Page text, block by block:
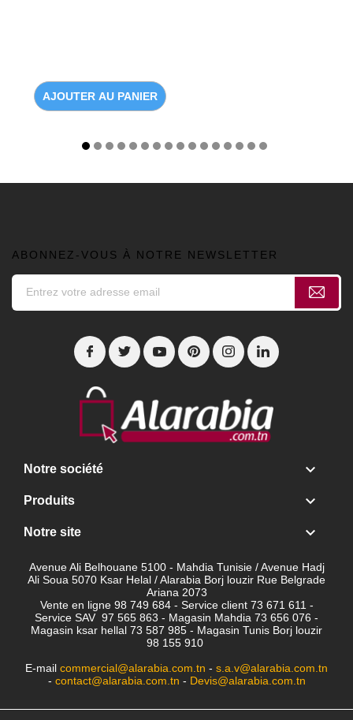
AJOUTER AU PANIER
ABONNEZ-VOUS À NOTRE NEWSLETTER
Notre société 
Produits 
Notre site 
Avenue Ali Belhouane 5100 - Mahdia Tunisie / Avenue Hadj
Ali Soua 5070 Ksar Helal / Alarabia Borj louzir Rue Belgrade
Ariana 2073
Vente en ligne 98 749 684 - Service client 73 671 611 -
Service SAV 97 565 863 - Magasin Mahdia 73 656 076 -
Magasin ksar hellal 73 587 985 - Magasin Tunis Borj louzir
98 155 910
E-mail commercial@alarabia.com.tn - s.a.v@alarabia.com.tn
- contact@alarabia.com.tn - Devis@alarabia.com.tn